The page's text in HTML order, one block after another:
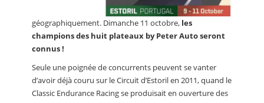
géographiquement. Dimanche 11 octobre, les
champions des huit plateaux by Peter Auto seront
connus !
Seule une poignée de concurrents peuvent se vanter
d’avoir déjà couru sur le Circuit d’Estoril en 2011, quand le
Classic Endurance Racing se produisait en ouverture des